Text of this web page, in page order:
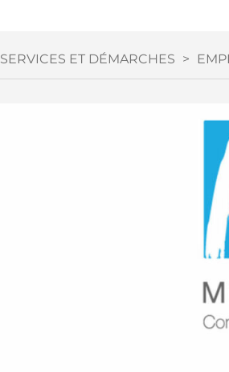
SERVICES ET DÉMARCHES >